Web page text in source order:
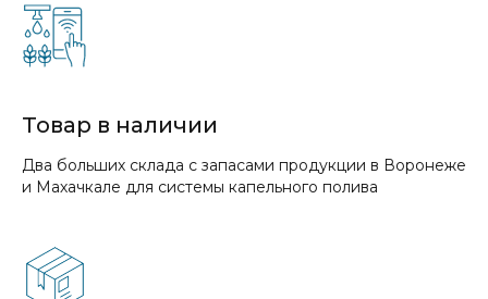
Товар в наличии
Два больших склада с запасами продукции в Воронеже
и Махачкале для системы капельного полива